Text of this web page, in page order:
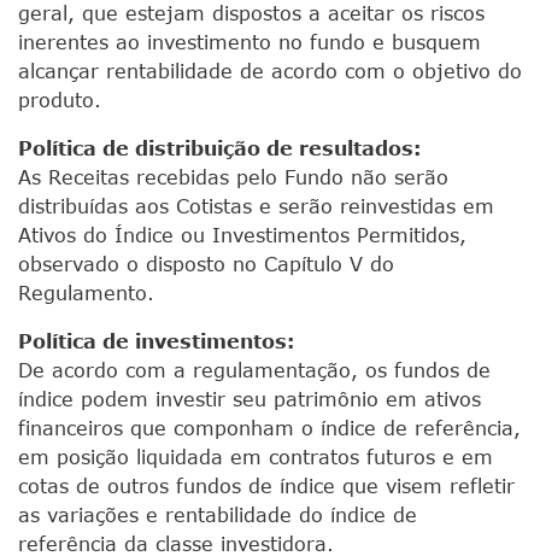
geral, que estejam dispostos a aceitar os riscos
inerentes ao investimento no fundo e busquem
alcançar rentabilidade de acordo com o objetivo do
produto.
Política de distribuição de resultados:
As Receitas recebidas pelo Fundo não serão
distribuídas aos Cotistas e serão reinvestidas em
Ativos do Índice ou Investimentos Permitidos,
observado o disposto no Capítulo V do
Regulamento.
Política de investimentos:
De acordo com a regulamentação, os fundos de
índice podem investir seu patrimônio em ativos
financeiros que componham o índice de referência,
em posição liquidada em contratos futuros e em
cotas de outros fundos de índice que visem refletir
as variações e rentabilidade do índice de
referência da classe investidora.